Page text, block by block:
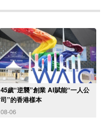
45歲“逆襲”創業 AI賦能“一人公
司”的香港樣本
08-06